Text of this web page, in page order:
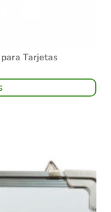
Tarjetas